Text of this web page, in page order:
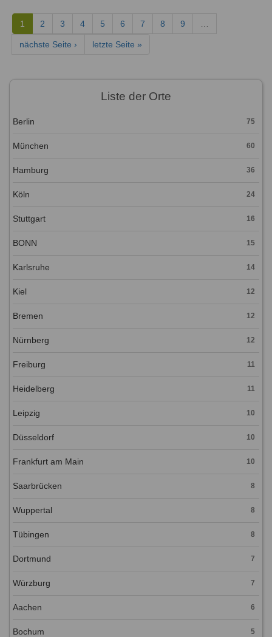
1 2 3 4 5 6 7 8 9
nächste Seite › letzte Seite »
Liste der Orte
Berlin 75
München 60
Hamburg 36
Köln 24
Stuttgart 16
BONN 15
Karlsruhe 14
Kiel 12
Bremen 12
Nürnberg 12
Freiburg 11
Heidelberg 11
Leipzig 10
Düsseldorf 10
Frankfurt am Main 10
Saarbrücken 8
Wuppertal 8
Tübingen 8
Dortmund 7
Würzburg 7
Aachen 6
Bochum 5